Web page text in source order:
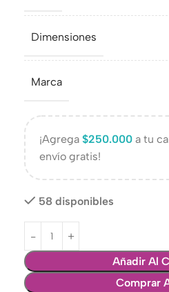
Dimensiones
Marca
¡Agrega $250.000 a tu
envío gratis!
58 disponibles
Añadir Al
Comprar